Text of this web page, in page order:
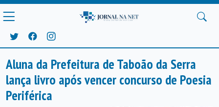
Aluna da Prefeitura de Taboão da Serra
lança livro após vencer concurso de Poesia
Periférica